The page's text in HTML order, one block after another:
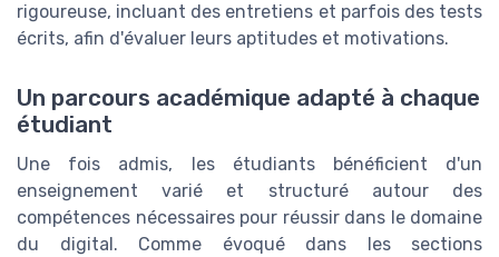
rigoureuse, incluant des entretiens et parfois des tests
écrits, afin d'évaluer leurs aptitudes et motivations.
Un parcours académique adapté à chaque
étudiant
Une fois admis, les étudiants bénéficient d'un
enseignement varié et structuré autour des
compétences nécessaires pour réussir dans le domaine
du digital. Comme évoqué dans les sections